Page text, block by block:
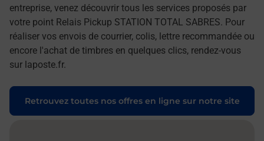
entreprise, venez découvrir tous les services proposés par
votre point Relais Pickup STATION TOTAL SABRES. Pour
réaliser vos envois de courrier, colis, lettre recommandée ou
encore l'achat de timbres en quelques clics, rendez-vous
sur laposte.fr.
Retrouvez toutes nos offres en ligne sur notre site